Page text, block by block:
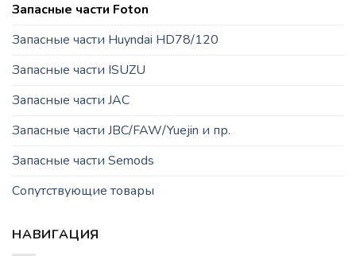
Запасные части Foton
Запасные части Huyndai HD78/120
Запасные части ISUZU
Запасные части JAC
Запасные части JBC/FAW/Yuejin и пр.
Запасные части Semods
Сопутствующие товары
НАВИГАЦИЯ